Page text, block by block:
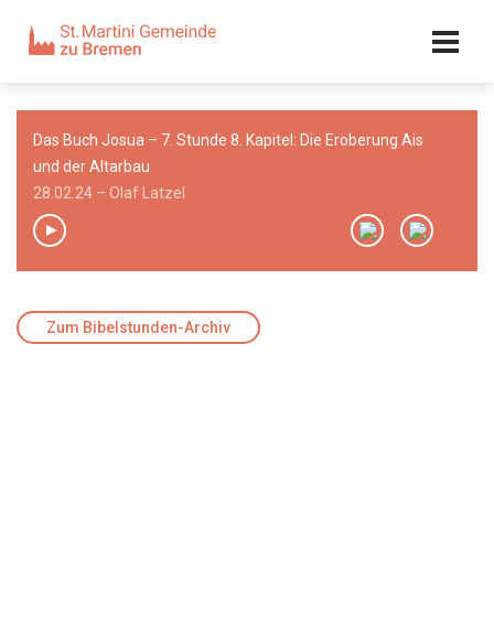
Kalender
Kontakt
Adresse
Team
Das Buch Josua – 7. Stunde 8. Kapitel: Die Eroberung Ais
und der Altarbau
28.02.24 – Olaf Latzel
Zum Bibelstunden-Archiv